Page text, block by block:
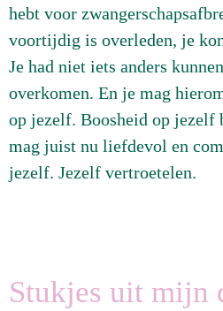
hebt voor
voortijdig is overleden, je
Je had niet iets anders
overkomen. En je mag
op jezelf. Boosheid op jezelf
mag juist nu liefdevol en
jezelf. Jezelf vertroetelen.
Stukjes uit mijn